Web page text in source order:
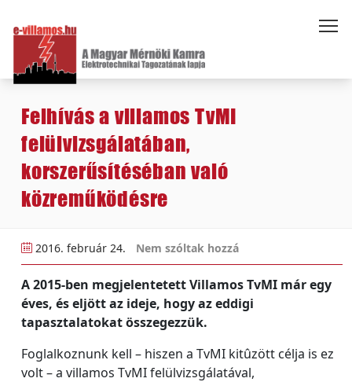
Felhívás a villamos TvMI
felülvizsgálatában,
korszerűsítéséban való
közreműködésre
2016. február 24. Nem szóltak hozzá
A 2015-ben megjelentetett Villamos TvMI már egy
éves, és eljött az ideje, hogy az eddigi
tapasztalatokat összegezzük.
Foglalkoznunk kell – hiszen a TvMI kitûzött célja is ez
volt – a villamos TvMI felülvizsgálatával,